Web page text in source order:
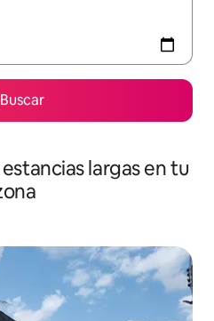
Buscar
largas en tu